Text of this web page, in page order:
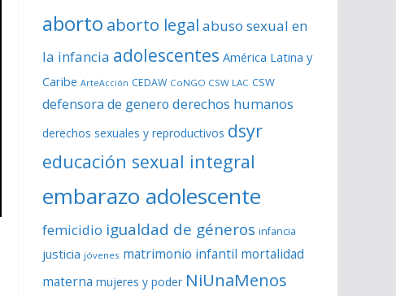
aborto aborto legal abuso sexual en
la infancia adolescentes América Latina y
Caribe ArteAcción CEDAW CoNGO CSW LAC CSW
defensora de genero derechos humanos
derechos sexuales y reproductivos dsyr
educación sexual integral
embarazo adolescente
femicidio igualdad de géneros infancia
justicia jóvenes matrimonio infantil mortalidad
materna mujeres y poder NiUnaMenos